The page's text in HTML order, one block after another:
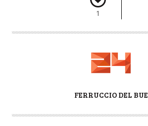
1
T
FERRUCCIO DEL BUE